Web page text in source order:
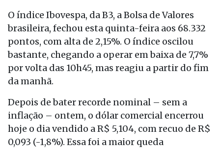
O índice Ibovespa, da B3, a Bolsa de Valores
brasileira, fechou esta quinta-feira aos 68.332
pontos, com alta de 2,15%. O índice oscilou
bastante, chegando a operar em baixa de 7,7%
por volta das 10h45, mas reagiu a partir do fim
da manhã.
Depois de bater recorde nominal – sem a
inflação – ontem, o dólar comercial encerrou
hoje o dia vendido a R$ 5,104, com recuo de R$
0,093 (-1,8%). Essa foi a maior queda